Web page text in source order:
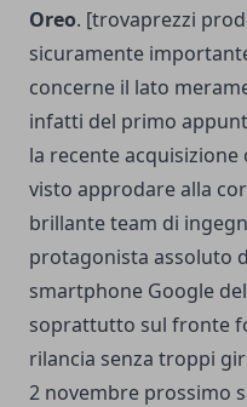
Oreo. [trovaprezzi
sicuramente
concerne il lato
infatti del primo
la recente
visto approdare alla
brillante team di
protagonista assoluto
smartphone Google
soprattutto sul fronte
rilancia senza troppi
2 novembre prossimo